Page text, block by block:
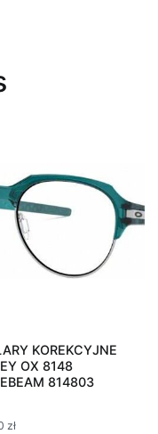
KOREKCYJNE
OX 8148
814803
zł